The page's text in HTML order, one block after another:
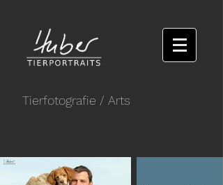
Tierfotografie / Arts